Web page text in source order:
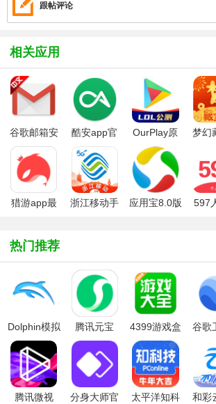
跟帖评论
相关应用
谷歌邮箱安
卓客户端
酷安app官
方版本
OurPlay原
谷歌空间
app
梦幻
猎游app最
浙江移动手
应用宝8.0版
597
热门推荐
Dolphin模拟
器安卓版汉
化版
腾讯元宝
app官方下
载2026最新
版
4399游戏盒
安全版
谷歌
2026
腾讯微视
分身大师官
太平洋知科
和彩